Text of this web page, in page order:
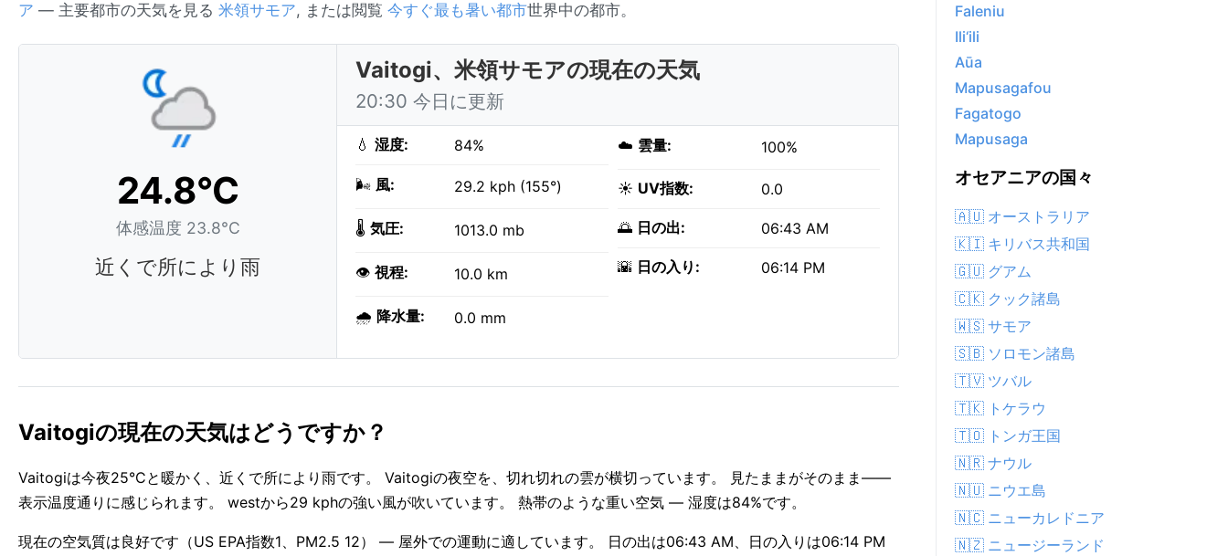
ア — 主要都市の天気を見る 米領サモア, または閲覧 今すぐ最も暑い都市世界中の都市。
24.8°C
体感温度 23.8°C
近くで所により雨
Vaitogi、米領サモアの現在の天気
20:30 今日に更新
💧 湿度: 84%
🌬️ 風: 29.2 kph (155°)
🌡️ 気圧: 1013.0 mb
👁️ 視程: 10.0 km
🌧️ 降水量: 0.0 mm
☁️ 雲量: 100%
☀️ UV指数: 0.0
🌅 日の出: 06:43 AM
🌇 日の入り: 06:14 PM
Vaitogiの現在の天気はどうですか？
Vaitogiは今夜25°Cと暖かく、近くで所により雨です。 Vaitogiの夜空を、切れ切れの雲が横切っています。 見たままがそのまま——
表示温度通りに感じられます。 westから29 kphの強い風が吹いています。 熱帯のような重い空気 — 湿度は84%です。
現在の空気質は良好です（US EPA指数1、PM2.5 12） — 屋外での運動に適しています。 日の出は06:43 AM、日の入りは06:14 PM
Faleniu
Ili‘ili
Aūa
Mapusagafou
Fagatogo
Mapusaga
オセアニアの国々
🇦🇺 オーストラリア
🇰🇮 キリバス共和国
🇬🇺 グアム
🇨🇰 クック諸島
🇼🇸 サモア
🇸🇧 ソロモン諸島
🇹🇻 ツバル
🇹🇰 トケラウ
🇹🇴 トンガ王国
🇳🇷 ナウル
🇳🇺 ニウエ島
🇳🇨 ニューカレドニア
🇳🇿 ニュージーランド